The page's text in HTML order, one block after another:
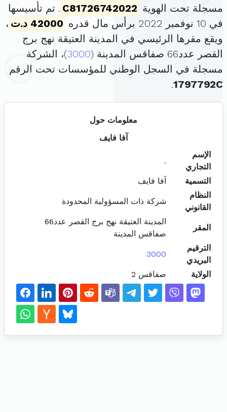
مسجلة تحت الهوية C81726742022 . تم تأسيسها
في 10 نوفمبر 2022 برأس مال قدره
42000 د.ت
،
ويقع مقرها الرئيسي في المدينة العتيقة نهج برج
القصر عدد66 صفاقس المدينة (
3000)، الشركة
مسجلة في السجل الوطني للمؤسسات تحت الرقم
1797792C
.
معلومات حول
آفا فايف
الإسم
التجاري
.
التسمية
آفا فايف
النظام
القانوني
شركة ذات المسؤولية المحدودة
المقر
المدينة العتيقة نهج برج القصر عدد66
صفاقس المدينة
الترقيم
البريدي
3000
الولاية صفاقس 2